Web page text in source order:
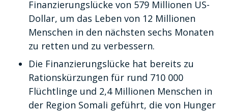
Finanzierungslücke von 579 Millionen US-
Dollar, um das Leben von 12 Millionen
Menschen in den nächsten sechs Monaten
zu retten und zu verbessern.
Die Finanzierungslücke hat bereits zu
Rationskürzungen für rund 710 000
Flüchtlinge und 2,4 Millionen Menschen in
der Region Somali geführt, die von Hunger